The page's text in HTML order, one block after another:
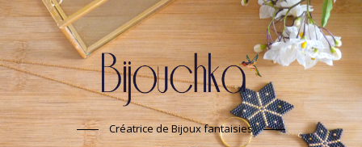
Créatrice de Bijoux fantaisies